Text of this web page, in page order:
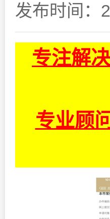
发布时间：
专注解
专业顾